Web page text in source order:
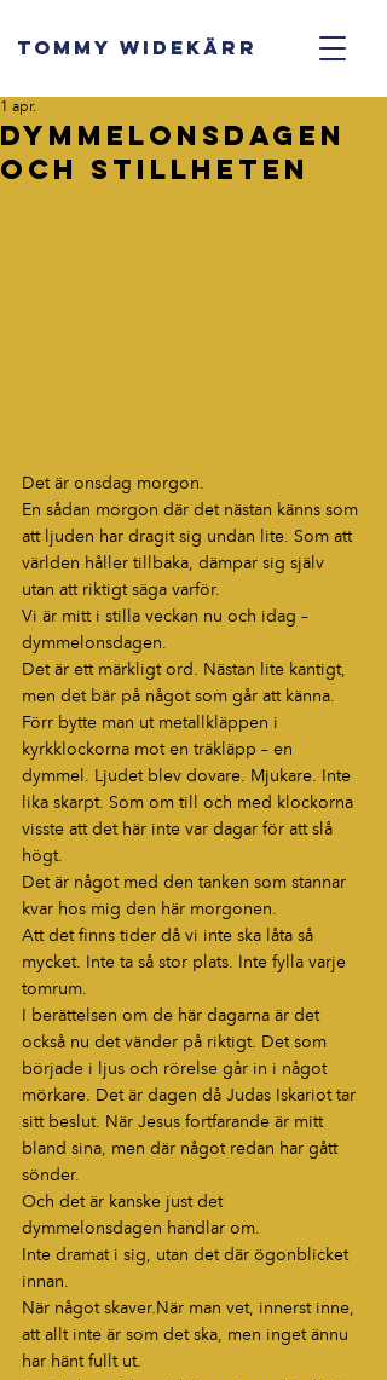
TOMMY WIDEKÄRR
Dymmelonsdagen
och Stillheten
1 apr.
Det är onsdag morgon.
En sådan morgon där det nästan känns som
att ljuden har dragit sig undan lite. Som att
världen håller tillbaka, dämpar sig själv
utan att riktigt säga varför.
Vi är mitt i stilla veckan nu och idag –
dymmelonsdagen.
Det är ett märkligt ord. Nästan lite kantigt,
men det bär på något som går att känna.
Förr bytte man ut metallkläppen i
kyrkklockorna mot en träkläpp – en
dymmel. Ljudet blev dovare. Mjukare. Inte
lika skarpt. Som om till och med klockorna
visste att det här inte var dagar för att slå
högt.
Det är något med den tanken som stannar
kvar hos mig den här morgonen.
Att det finns tider då vi inte ska låta så
mycket. Inte ta så stor plats. Inte fylla varje
tomrum.
I berättelsen om de här dagarna är det
också nu det vänder på riktigt. Det som
började i ljus och rörelse går in i något
mörkare. Det är dagen då Judas Iskariot tar
sitt beslut. När Jesus fortfarande är mitt
bland sina, men där något redan har gått
sönder.
Och det är kanske just det
dymmelonsdagen handlar om.
Inte dramat i sig, utan det där ögonblicket
innan.
När något skaver.När man vet, innerst inne,
att allt inte är som det ska, men inget ännu
har hänt fullt ut.